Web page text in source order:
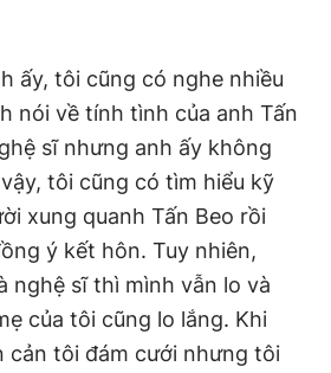
nếu không có sự chấp thuận bằng văn
ấy, tôi cũng có nghe nhiều
nói về tính tình của anh Tấn
sĩ nhưng anh ấy không
tôi cũng có tìm hiểu kỹ
xung quanh Tấn Beo rồi
ý kết hôn. Tuy nhiên,
nghệ sĩ thì mình vẫn lo và
của tôi cũng lo lắng. Khi
cản tôi đám cưới nhưng tôi